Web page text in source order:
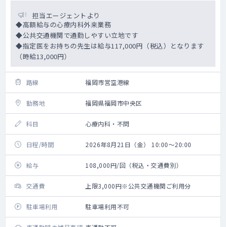
担当エージェントより
◆高額給与の心療内科外来業務
◆公共交通機関で通勤しやすい立地です
◆指定医をお持ちの先生は給与117,000円（税込）となります
（時給13,000円）
路線 福岡市営空港線
勤務地 福岡県福岡市中央区
科目 心療内科・不問
日程/時間 2026年8月21日（金） 10:00～20:00
給与 108,000円/回（税込・交通費別）
交通費 上限3,000円※公共交通機関ご利用分
駐車場利用 駐車場利用不可